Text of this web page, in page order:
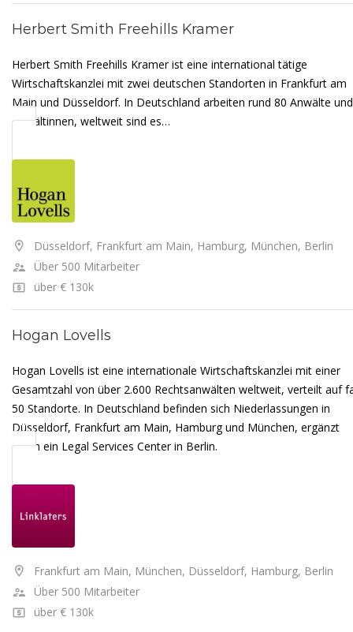
Herbert Smith Freehills Kramer
Herbert Smith Freehills Kramer ist eine international tätige
Wirtschaftskanzlei mit zwei deutschen Standorten in Frankfurt am
Main und Düsseldorf. In Deutschland arbeiten rund 80 Anwälte und
Anwältinnen, weltweit sind es…
Düsseldorf, Frankfurt am Main, Hamburg, München, Berlin
Über 500 Mitarbeiter
über € 130k
Hogan Lovells
Hogan Lovells ist eine internationale Wirtschaftskanzlei mit einer
Gesamtzahl von über 2.600 Rechtsanwälten weltweit, verteilt auf
50 Standorte. In Deutschland befinden sich Niederlassungen in
Düsseldorf, Frankfurt am Main, Hamburg und München, ergänzt
durch ein Legal Services Center in Berlin.
Frankfurt am Main, München, Düsseldorf, Hamburg, Berlin
Über 500 Mitarbeiter
über € 130k